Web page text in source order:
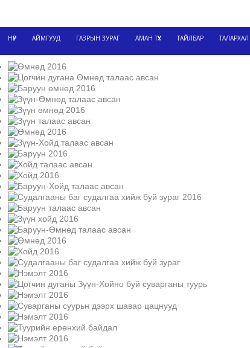
НҮҮР АЙМГУУД ГАЗРЫН ЗУРАГ АМАН ТҮҮХ ТАЙЛБАР ТАЛАРХАЛ